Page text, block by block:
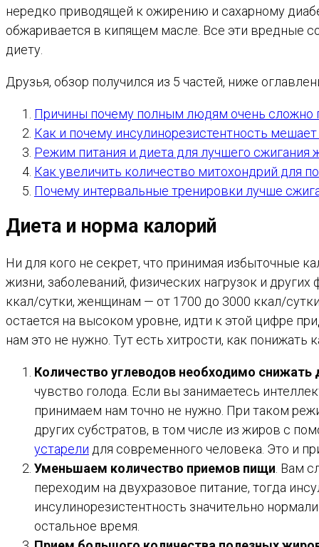
нередко приводящей к ожирению и сахарному
обжаривается в кипящем масле. Все эти вредные
диету.
Друзья, обзор получился из 5 частей, ниже
Причины почему полным людям очень сложно
Как и почему инсулинорезистентность
Режим питания и диета для лучшего сжигания
Как увеличить количество митохондрий для
Почему интервальные тренировки лучше
Диета и норма калорий
Ни для кого не секрет, что принимая избыточные
жизни, заболеваний, физических нагрузок и
ккал/сутки, женщинам — от 1700 до 3000 ккал/
остается на высоком уровне, идти к этой цифре
нам это не нужно. Тут есть хитрости, как понижать
Количество углеводов необходимо
чувство голода. Если вы занимаетесь
принимаем нам точно не нужно. При таком
других субстратов, в том числе из жиров с
устарели для современного человека. Это и
Уменьшаем количество приемов пищи . Вам
переходим на двухразовое питание, тогда
инсулинорезистентность значительно
остальное время.